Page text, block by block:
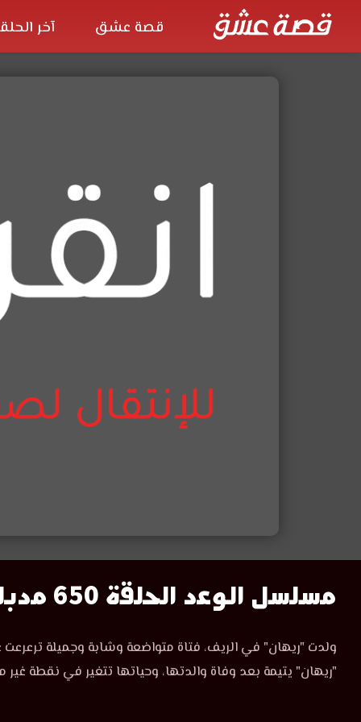
قصة عشق آخر
مسلسل
الوعد
الحلقة
مسلسل الوعد الحلقة 650 مدبلج
مسلسل
الوعد
الحلقة
ولدت "ريهان" في الريف، فتاة متواضعة وشابة وجميلة ترعرعت
"ريهان" يتيمة بعد وفاة والدتها، وحياتها تتغير في نقطة غير